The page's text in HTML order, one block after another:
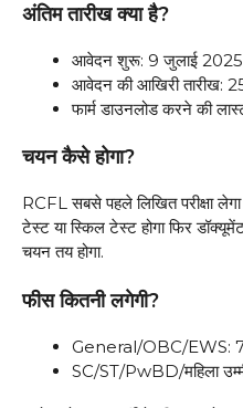
अंतिम तारीख क्या है?
आवेदन शुरू: 9 जुलाई 2025
आवेदन की आखिरी तारीख:
फार्म डाउनलोड करने की
चयन कैसे होगा?
RCFL सबसे पहले लिखित परीक्षा
टेस्ट या स्किल टेस्ट होगा फिर
चयन तय होगा.
फीस कितनी लगेगी?
General/OBC/EWS:
SC/ST/PwBD/महिला